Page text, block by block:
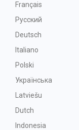
Français
Русский
Deutsch
Italiano
Polski
Українська
Latviešu
Dutch
Indonesia